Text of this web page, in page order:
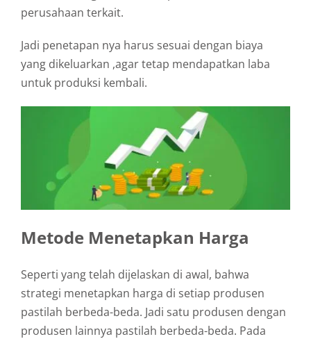
perusahaan terkait.
Jadi penetapan nya harus sesuai dengan biaya
yang dikeluarkan ,agar tetap mendapatkan laba
untuk produksi kembali.
Metode Menetapkan Harga
Seperti yang telah dijelaskan di awal, bahwa
strategi menetapkan harga di setiap produsen
pastilah berbeda-beda. Jadi satu produsen dengan
produsen lainnya pastilah berbeda-beda. Pada